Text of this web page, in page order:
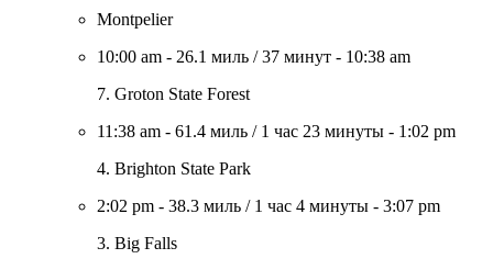
Montpelier
10:00 am - 26.1 миль /37 минут - 10:38 am
7. Groton State Forest
11:38 am - 61.4 миль / 1 час 23 минуты - 1:02 pm
4. Brighton State Park
2:02 pm - 38.3 миль / 1 час 4 минуты - 3:07 pm
3. Big Falls